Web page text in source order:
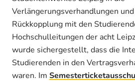
Verlängerungsverhandlungen
Rückkopplung mit den
Hochschulleitungen der acht
wurde sichergestellt, dass die
Studierenden in den
waren. Im